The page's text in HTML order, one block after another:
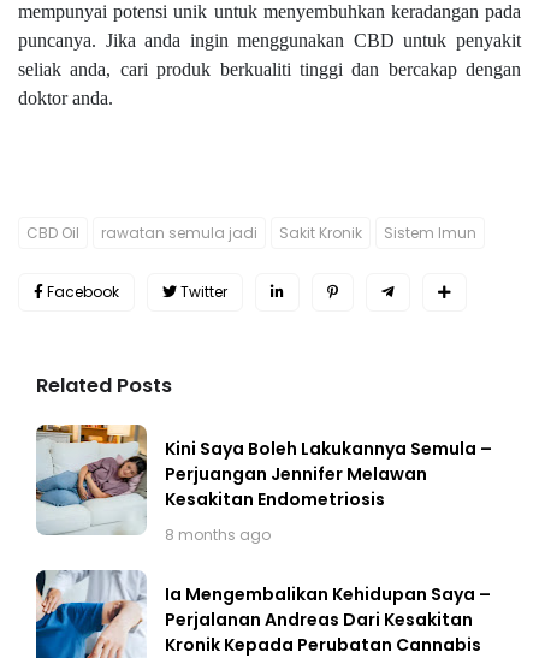
mempunyai potensi unik untuk menyembuhkan keradangan pada
puncanya. Jika anda ingin menggunakan CBD untuk penyakit
seliak anda, cari produk berkualiti tinggi dan bercakap dengan
doktor anda.
CBD Oil rawatan semula jadi Sakit Kronik Sistem Imun
Facebook Twitter
Related Posts
Kini Saya Boleh Lakukannya Semula –
Perjuangan Jennifer Melawan
Kesakitan Endometriosis
8 months ago
Ia Mengembalikan Kehidupan Saya –
Perjalanan Andreas Dari Kesakitan
Kronik Kepada Perubatan Cannabis